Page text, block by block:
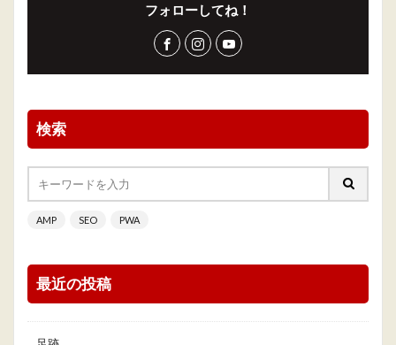
フォローしてね！
検索
AMP SEO PWA
最近の投稿